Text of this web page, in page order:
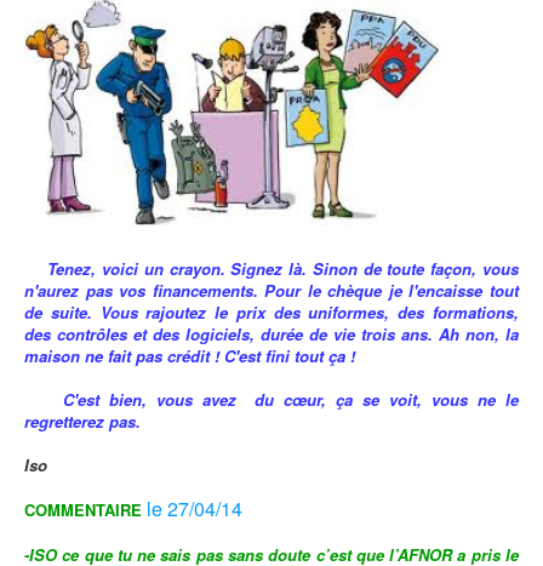
Tenez, voici un crayon. Signez là. Sinon de toute façon, vous
n'aurez pas vos financements. Pour le chèque je l'encaisse tout
de suite. Vous rajoutez le prix des uniformes, des formations,
des contrôles et des logiciels, durée de vie trois ans. Ah non, la
maison ne fait pas crédit ! C'est fini tout ça !
C'est bien, vous avez du cœur, ça se voit, vous ne le
regretterez pas.
Iso
COMMENTAIRE le 27/04/14
-ISO ce que tu ne sais pas sans doute c’est que l’AFNOR a pris le